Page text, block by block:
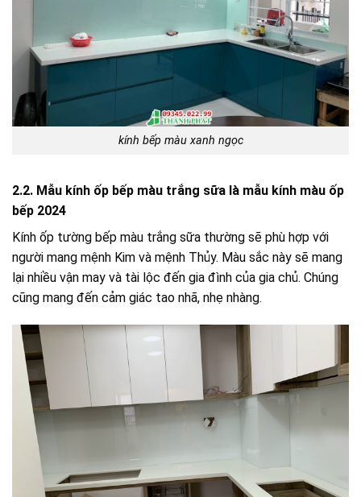
kính bếp màu xanh ngọc
2.2. Mẫu kính ốp bếp màu trắng sữa là mẫu kính màu ốp
bếp 2024
Kính ốp tường bếp màu trắng sữa thường sẽ phù hợp với
người mang mệnh Kim và mệnh Thủy. Màu sắc này sẽ mang
lại nhiều vận may và tài lộc đến gia đình của gia chủ. Chúng
cũng mang đến cảm giác tao nhã, nhẹ nhàng.